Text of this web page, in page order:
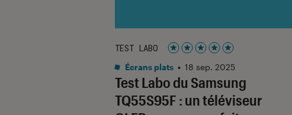
Test Labo du Samsung
TQ55S95F : un téléviseur
TEST LABO
Noté 5 étoiles sur 5
Écrans plats • 18 sep. 2025